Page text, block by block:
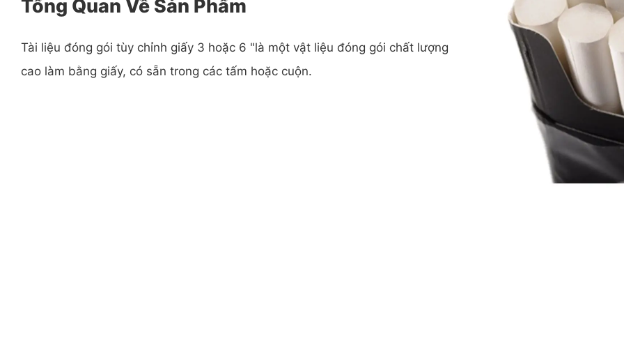
Tổng Quan Về Sản Phẩm
Tài liệu đóng gói tùy chỉnh giấy 3 hoặc 6 "là một vật liệu đóng gói chất lượng
cao làm bằng giấy, có sẵn trong các tấm hoặc cuộn.